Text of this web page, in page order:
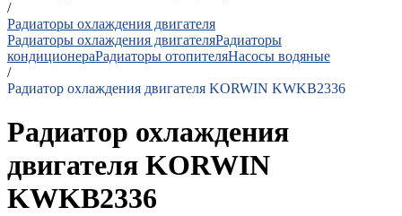
/
Радиаторы охлаждения двигателя
Радиаторы охлаждения двигателяРадиаторы
кондиционераРадиаторы отопителяНасосы водяные
/
Радиатор охлаждения двигателя KORWIN KWKB2336
Радиатор охлаждения
двигателя KORWIN
KWKB2336